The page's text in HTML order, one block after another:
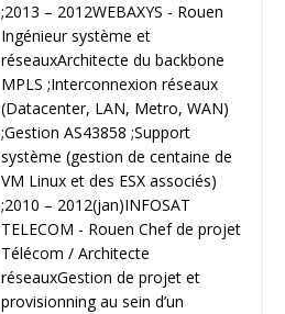
;2013 – 2012WEBAXYS - Rouen
Ingénieur système et
réseauxArchitecte du backbone
MPLS ;Interconnexion réseaux
(Datacenter, LAN, Metro, WAN)
;Gestion AS43858 ;Support
système (gestion de centaine de
VM Linux et des ESX associés)
;2010 – 2012(jan)INFOSAT
TELECOM - Rouen Chef de projet
Télécom / Architecte
réseauxGestion de projet et
provisionning au sein d’un